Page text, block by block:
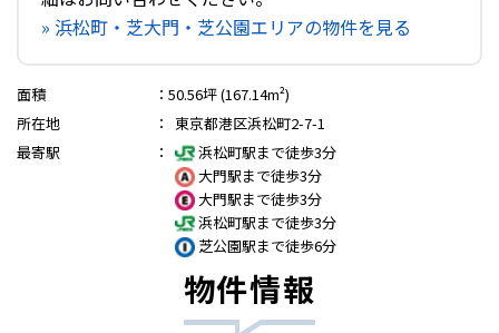
» 浜松町・芝大門・芝公園エリアの物件を見る
面積 ： 50.56坪 (167.14m²)
所在地
：
東京都港区浜松町2-7-1
最寄駅
：
浜松町駅まで徒歩3分
大門駅まで徒歩3分
大門駅まで徒歩3分
浜松町駅まで徒歩3分
芝公園駅まで徒歩6分
物件情報